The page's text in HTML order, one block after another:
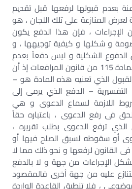
بعدم قبولها لرفعها قبل تقديم
لعرض المنازعة على تلك اللجان ، هو
، فإن هذا الدفع يكون
و شكلها و كيفية توجيهها ، و
الشكلية و ليس دفعاً بعدم
القبول مما نصت عليه المادة 115 من قانون المرافعات إذ أن
الذي تعنيه هذه المادة هو –
– الدفع الذي يرمى إلى
اللازمة لسماع الدعوى و هي
فى رفع الدعوى ، باعتباره حقاً
ترفع الدعوى بطلب تقريره ،
أو سقوطه لسبق الصلح فيها أو
القانون لرفعها و نحو ذلك مما لا
الإجراءات من جهة و لا بالدفع
عليه من جهة أخرى فالمقصود
، فلا تنطبق القاعدة الواردة